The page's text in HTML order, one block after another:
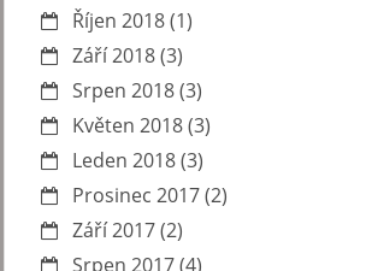
Říjen 2018(1)
Září 2018(3)
Srpen 2018(3)
Květen 2018(3)
Leden 2018(3)
Prosinec 2017(2)
Září 2017(2)
Srpen 2017(4)